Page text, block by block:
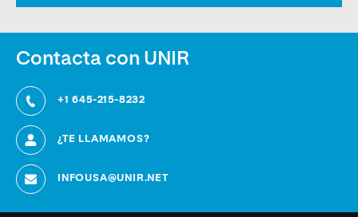
Contacta con UNIR
+1 645-215-8232
¿TE LLAMAMOS?
INFOUSA@UNIR.NET